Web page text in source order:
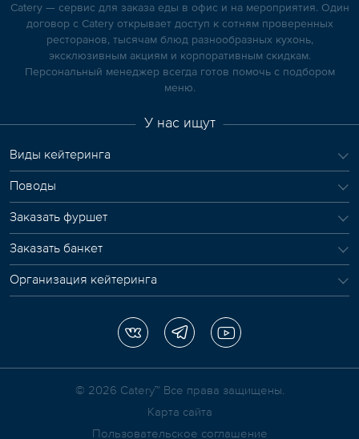
Catery — сервис для заказа еды в офис и на мероприятия. Один
договор с Catery открывает доступ к сотням проверенных
ресторанов, тысячам блюд разнообразных кухонь,
эксклюзивным акциям и корпоративным скидкам.
Персональный менеджер всегда готов помочь с подбором
меню.
У нас ищут
Виды кейтеринга
Поводы
Заказать фуршет
Заказать банкет
Организация кейтеринга
© 2026 Сatery™ Все права защищены.
Карта сайта
Пользовательское соглашение